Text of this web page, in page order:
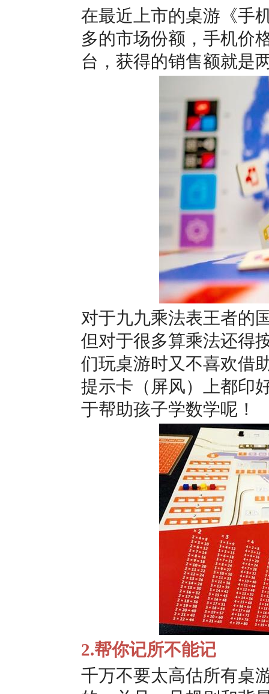
在最近上市的桌游 《手
多的市场份额，手机价
台，获得的销售额就是
对于九九乘法表王者的
但对于很多算乘法还得
们玩桌游时又不喜欢借
提示卡（屏风）上都印
于帮助孩子学数学呢！
2.帮你记所不能记
千万不要太高估所有桌